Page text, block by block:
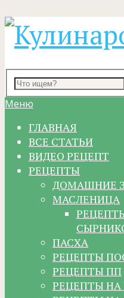
Меню
ГЛАВНАЯ
ВСЕ СТАТЬИ
ВИДЕО РЕЦЕПТ
РЕЦЕПТЫ
ДОМАШНИЕ
МАСЛЕНИЦА
ПАСХА
РЕЦЕПТЫ
РЕЦЕПТЫ ПП
РЕЦЕПТЫ НА